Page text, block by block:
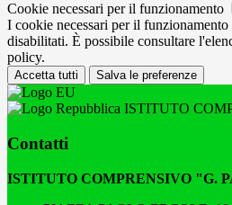
Cookie necessari per il funzionamento
I cookie necessari per il funzionamento
disabilitati. È possibile consultare
policy.
Accetta tutti Salva le preferenze
ISTITUTO
Contatti
ISTITUTO COMPRENSIVO "G.